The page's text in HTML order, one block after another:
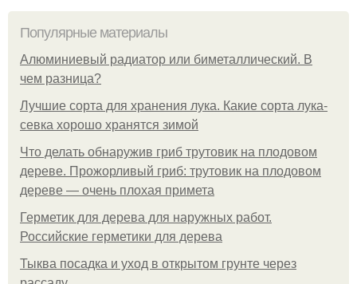
Популярные материалы
Алюминиевый радиатор или биметаллический. В
чем разница?
Лучшие сорта для хранения лука. Какие сорта лука-
севка хорошо хранятся зимой
Что делать обнаружив гриб трутовик на плодовом
дереве. Прожорливый гриб: трутовик на плодовом
дереве — очень плохая примета
Герметик для дерева для наружных работ.
Российские герметики для дерева
Тыква посадка и уход в открытом грунте через